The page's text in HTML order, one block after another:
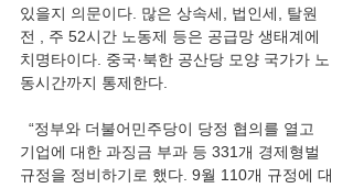
있을지 의문이다. 많은 상속세, 법인세, 탈원
전 , 주 52시간 노동제 등은 공급망 생태계에
치명타이다. 중국·북한 공산당 모양 국가가 노
동시간까지 통제한다.
기업에 대한 과징금 부과 등 331개 경제형벌
규정을 정비하기로 했다. 9월 110개 규정에 대